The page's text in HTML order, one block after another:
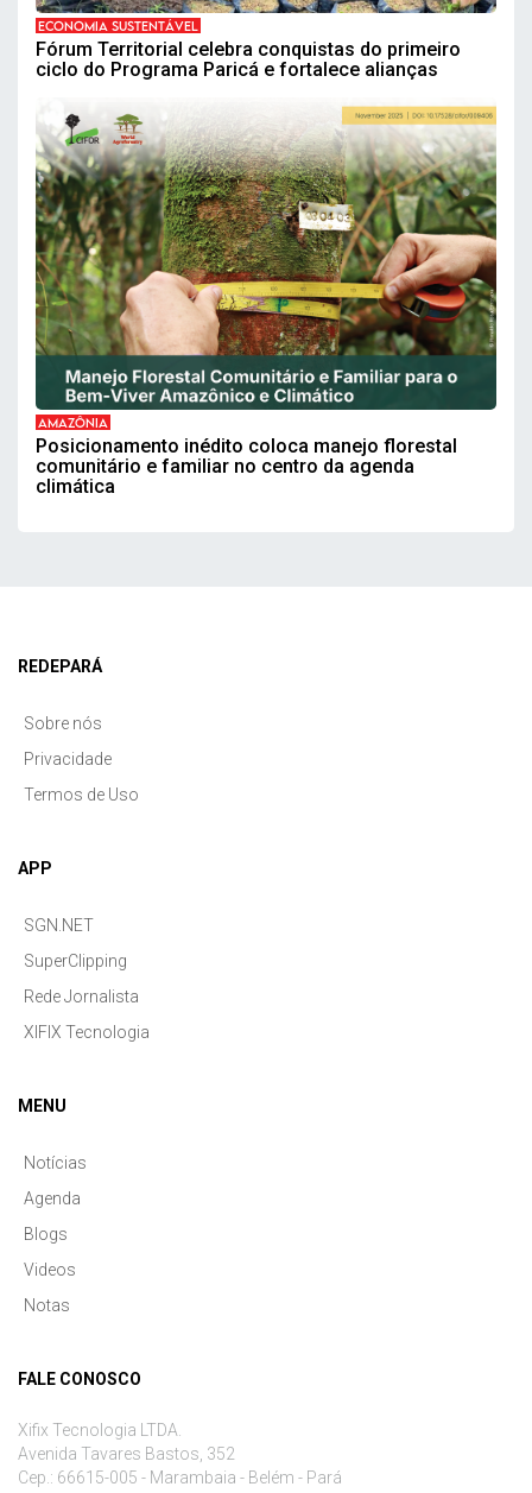
ECONOMIA SUSTENTÁVEL
Fórum Territorial celebra conquistas do primeiro
ciclo do Programa Paricá e fortalece alianças
AMAZÔNIA
Posicionamento inédito coloca manejo florestal
comunitário e familiar no centro da agenda
climática
REDEPARÁ
Sobre nós
Privacidade
Termos de Uso
APP
SGN.NET
SuperClipping
Rede Jornalista
XIFIX Tecnologia
MENU
Notícias
Agenda
Blogs
Videos
Notas
FALE CONOSCO
Xifix Tecnologia LTDA.
Avenida Tavares Bastos, 352
Cep.: 66615-005 - Marambaia - Belém - Pará